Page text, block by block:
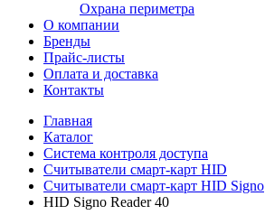
Охрана периметра
О компании
Бренды
Прайс-листы
Оплата и доставка
Контакты
Главная
Каталог
Система контроля доступа
Считыватели смарт-карт HID
Считыватели смарт-карт HID Signo
HID Signo Reader 40